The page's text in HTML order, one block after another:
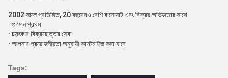
2002 সালে প্রতিষ্ঠিত, 20 বছরেরও বেশি বানোয়াট এবং বিক্রয় অভিজ্ঞতার সাথে
· গুণমান প্রথম
· চমৎকার বিক্রয়োত্তর সেবা
· আপনার প্রয়োজনীয়তা অনুযায়ী কাস্টমাইজ করা যাবে
Tags: